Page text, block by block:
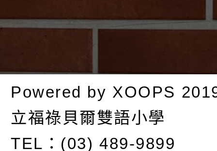
Powered by XOOPS
立福祿貝爾雙語小學
TEL：(03) 489-9899